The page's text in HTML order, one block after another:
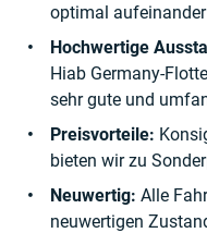
optimal
Hochwertige
Hiab Germany-
sehr gute und
Preisvorteile:
bieten wir zu
Neuwertig: Alle
neuwertigen